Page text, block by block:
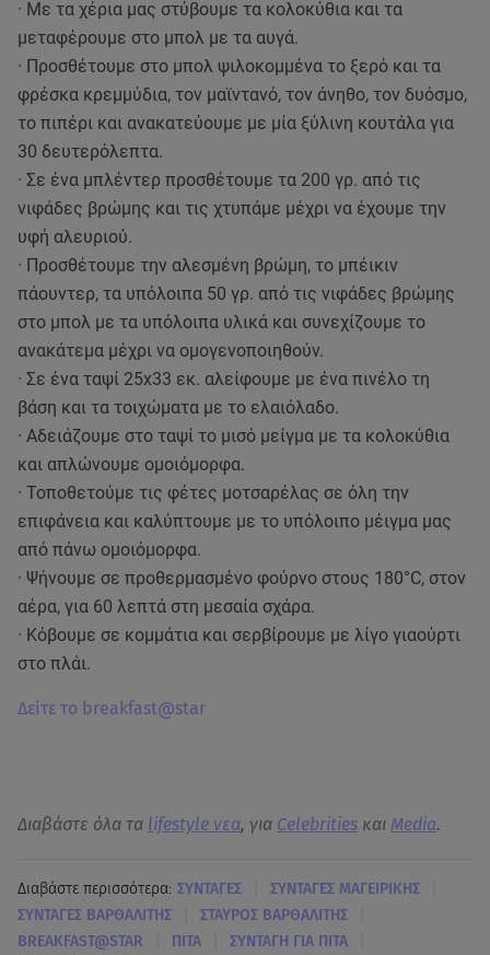
· Με τα χέρια μας στύβουμε τα κολοκύθια και τα
μεταφέρουμε στο μπολ με τα αυγά.
· Προσθέτουμε στο μπολ ψιλοκομμένα το ξερό και τα
φρέσκα κρεμμύδια, τον μαϊντανό, τον άνηθο, τον δυόσμο,
το πιπέρι και ανακατεύουμε με μία ξύλινη κουτάλα για
30 δευτερόλεπτα.
· Σε ένα μπλέντερ προσθέτουμε τα 200 γρ. από τις
νιφάδες βρώμης και τις χτυπάμε μέχρι να έχουμε την
υφή αλευριού.
· Προσθέτουμε την αλεσμένη βρώμη, το μπέικιν
πάουντερ, τα υπόλοιπα 50 γρ. από τις νιφάδες βρώμης
στο μπολ με τα υπόλοιπα υλικά και συνεχίζουμε το
ανακάτεμα μέχρι να ομογενοποιηθούν.
· Σε ένα ταψί 25x33 εκ. αλείφουμε με ένα πινέλο τη
βάση και τα τοιχώματα με το ελαιόλαδο.
· Αδειάζουμε στο ταψί το μισό μείγμα με τα κολοκύθια
και απλώνουμε ομοιόμορφα.
· Τοποθετούμε τις φέτες μοτσαρέλας σε όλη την
επιφάνεια και καλύπτουμε με το υπόλοιπο μέιγμα μας
από πάνω ομοιόμορφα.
· Ψήνουμε σε προθερμασμένο φούρνο στους 180°C, στον
αέρα, για 60 λεπτά στη μεσαία σχάρα.
· Κόβουμε σε κομμάτια και σερβίρουμε με λίγο γιαούρτι
στο πλάι.
Δείτε το breakfast@star
Διαβάστε όλα τα lifestyle νεα, για Celebrities και Media.
Διαβάστε περισσότερα: ΣΥΝΤΑΓΕΣ ΣΥΝΤΑΓΕΣ ΜΑΓΕΙΡΙΚΗΣ
ΣΥΝΤΑΓΕΣ ΒΑΡΘΑΛΙΤΗΣ ΣΤΑΥΡΟΣ ΒΑΡΘΑΛΙΤΗΣ
BREAKFAST@STAR ΠΙΤΑ ΣΥΝΤΑΓΗ ΓΙΑ ΠΙΤΑ